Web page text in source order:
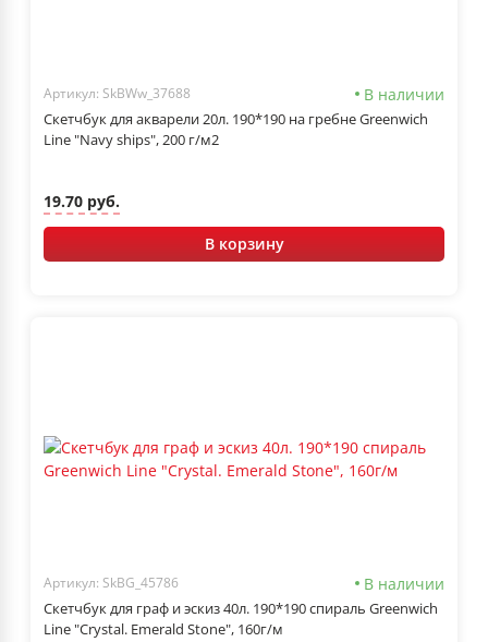
Артикул: SkBWw_37688 В наличии
Скетчбук для акварели 20л. 190*190 на гребне Greenwich
Line "Navy ships", 200 г/м2
19.70 руб.
В корзину
Артикул: SkBG_45786 В наличии
Скетчбук для граф и эскиз 40л. 190*190 спираль Greenwich
Line "Crystal. Emerald Stone", 160г/м